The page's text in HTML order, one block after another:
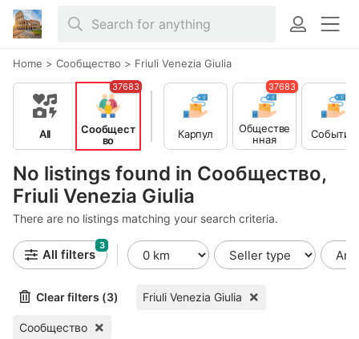
Home > Сообщество > Friuli Venezia Giulia
No listings found in Сообщество,
Friuli Venezia Giulia
There are no listings matching your search criteria.
All
Сообщест
во
37683
Карпул
Обществе
нная
деятельно
37683
События
All filters
3
Clear filters (3) Friuli Venezia Giulia
Сообщество